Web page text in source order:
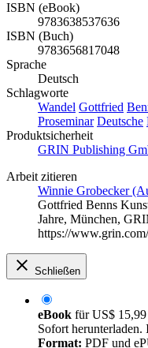
ISBN (eBook)
9783638537636
ISBN (Buch)
9783656817048
Sprache
Deutsch
Schlagworte
Wandel Gottfried
Proseminar Deutsche
Produktsicherheit
GRIN Publishing
Arbeit zitieren
Winnie Grobecker
Gottfried Benns
Jahre, München,
https://
Schließen
eBook fürUS$ 15,99
Sofort
Format: PDF und